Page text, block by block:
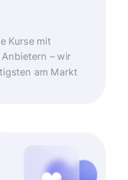
Kurse mit
– wir
am Markt